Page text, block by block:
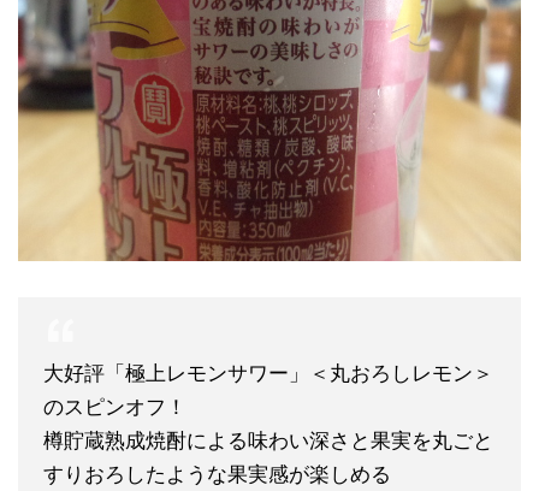
大好評「極上レモンサワー」＜丸おろしレモン＞
のスピンオフ！
樽貯蔵熟成焼酎による味わい深さと果実を丸ごと
すりおろしたような果実感が楽しめる